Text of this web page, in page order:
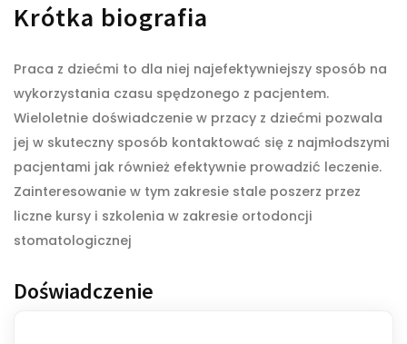
Krótka biografia​​
Praca z dziećmi to dla niej najefektywniejszy sposób na
wykorzystania czasu spędzonego z pacjentem.
Wieloletnie doświadczenie w przacy z dziećmi pozwala
jej w skuteczny sposób kontaktować się z najmłodszymi
pacjentami jak również efektywnie prowadzić leczenie.
Zainteresowanie w tym zakresie stale poszerz przez
liczne kursy i szkolenia w zakresie ortodoncji
stomatologicznej
Doświadczenie